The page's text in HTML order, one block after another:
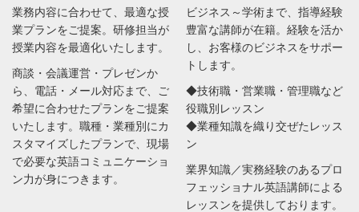
業務内容に合わせて、最適な授
業プランをご提案。研修担当が
授業内容を最適化いたします。
商談・会議運営・プレゼンか
ら、電話・メール対応まで、ご
希望に合わせたプランをご提案
いたします。職種・業種別にカ
スタマイズしたプランで、現場
で必要な英語コミュニケーショ
ン力が身につきます。
ビジネス～学術まで、指導経験
豊富な講師が在籍。経験を活か
し、お客様のビジネスをサポー
トします。
◆技術職・営業職・管理職など
役職別レッスン
◆業種知識を織り交ぜたレッス
ン
業界知識／実務経験のあるプロ
フェッショナル英語講師による
レッスンを提供しております。